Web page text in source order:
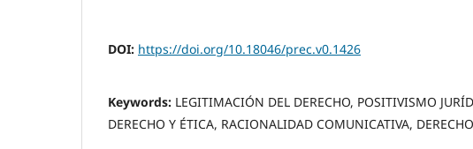
DOI: https://doi.org/10.18046/prec.v0.1426
Keywords: LEGITIMACIÓN DEL DERECHO, POSITIVISMO
DERECHO Y ÉTICA, RACIONALIDAD COMUNICATIVA,